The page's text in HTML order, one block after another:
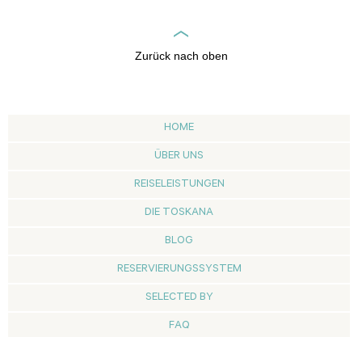
Zurück nach oben
HOME
ÜBER UNS
REISELEISTUNGEN
DIE TOSKANA
BLOG
RESERVIERUNGSSYSTEM
SELECTED BY
FAQ